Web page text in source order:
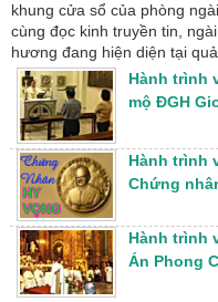
khung cửa sổ của phòng
cùng đọc kinh truyền tin,
hương đang hiện diện tại
Hành trình
mộ ĐGH
Hành trình
Chứng
Hành trình
Án Phong